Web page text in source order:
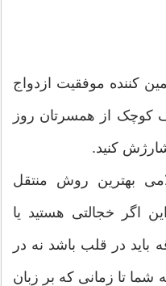
کننده موفقیت ازدواج
کوچک از همسرتان روز
کنید.
بهترین روش منتقل
اگر خجالتی هستید یا
در قلب باشد نه در
شما تا زمانی که بر زبان